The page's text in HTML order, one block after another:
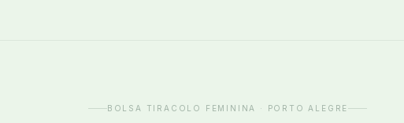
BOLSA TIRACOLO FEMININA · PORTO ALEGRE